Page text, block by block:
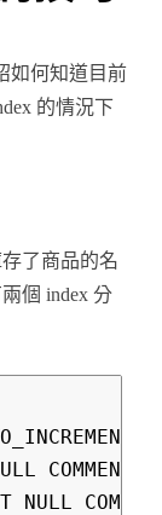
如何知道目前
的情況下
了商品的名
個 index 分
COMMENT
NULL